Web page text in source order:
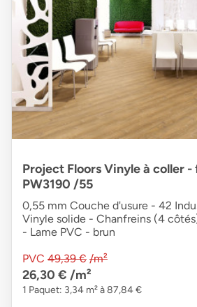
Project Floors Vinyle à coller
PW3190 /55
0,55 mm Couche d'usure - 42
Vinyle solide - Chanfreins (4
- Lame PVC - brun
PVC 49,39 € /m²
26,30 € /m²
1 Paquet: 3,34 m² à 87,84 €